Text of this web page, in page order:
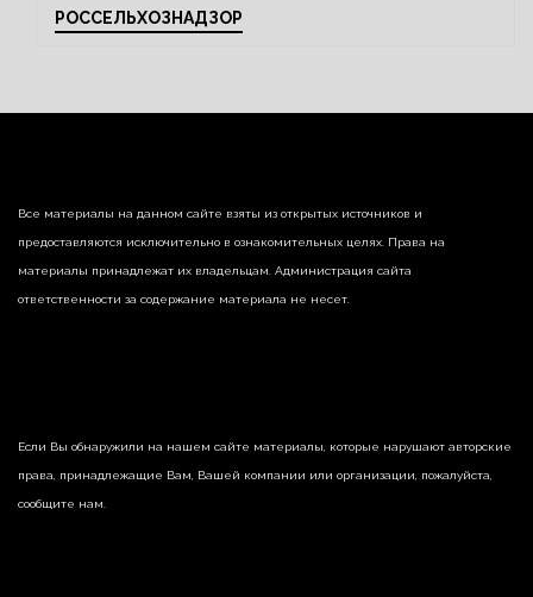
РОССЕЛЬХОЗНАДЗОР
Все материалы на данном сайте взяты из открытых источников и
предоставляются исключительно в ознакомительных целях. Права на
материалы принадлежат их владельцам. Администрация сайта
ответственности за содержание материала не несет.
Если Вы обнаружили на нашем сайте материалы, которые нарушают авторские
права, принадлежащие Вам, Вашей компании или организации, пожалуйста,
сообщите нам.